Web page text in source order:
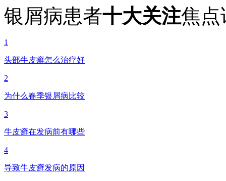
银屑病患者十大关注焦点
1
头部牛皮癣怎么治疗好
2
为什么春季银屑病比较
3
牛皮癣在发病前有哪些
4
导致牛皮癣发病的原因